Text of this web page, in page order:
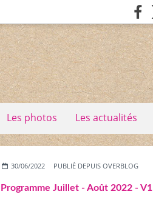
Les photos Les actualités
30/06/2022 PUBLIÉ DEPUIS OVERBLOG
Programme Juillet - Août 2022 - V1